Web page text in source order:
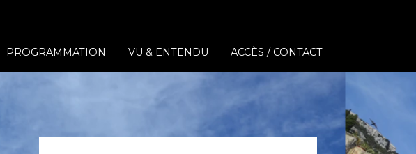
PROGRAMMATION VU & ENTENDU ACCÈS / CONTACT